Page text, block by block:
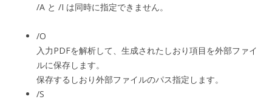
/A と /I は同時に指定できません。
/O
入力PDFを解析して、生成されたしおり項目を外部ファイ
ルに保存します。
保存するしおり外部ファイルのパス指定します。
/S